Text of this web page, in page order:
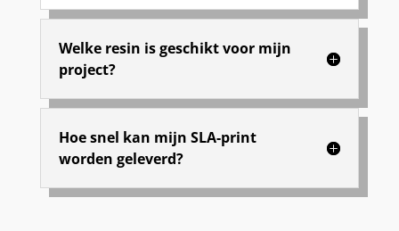
Welke resin is geschikt voor mijn
project?
Hoe snel kan mijn SLA-print
worden geleverd?